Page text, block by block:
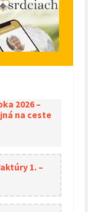
2026 –
na ceste
1. –